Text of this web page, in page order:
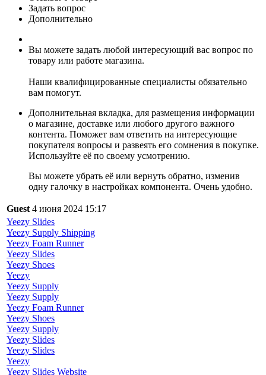
Задать вопрос
Дополнительно
Вы можете задать любой интересующий вас вопрос по
товару или работе магазина.
Наши квалифицированные специалисты обязательно
вам помогут.
Дополнительная вкладка, для размещения информации
о магазине, доставке или любого другого важного
контента. Поможет вам ответить на интересующие
покупателя вопросы и развеять его сомнения в покупке.
Используйте её по своему усмотрению.
Вы можете убрать её или вернуть обратно, изменив
одну галочку в настройках компонента. Очень удобно.
Guest 4 июня 2024 15:17
Yeezy Slides
Yeezy Supply Shipping
Yeezy Foam Runner
Yeezy Slides
Yeezy Shoes
Yeezy
Yeezy Supply
Yeezy Supply
Yeezy Foam Runner
Yeezy Shoes
Yeezy Supply
Yeezy Slides
Yeezy Slides
Yeezy
Yeezy Slides Website